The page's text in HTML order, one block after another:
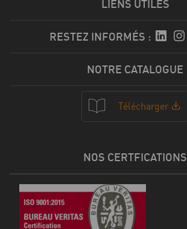
LIENS UTILES
RESTEZ INFORMÉS :
NOTRE CATALOGUE
Télécharger
NOS CERTFICATIONS